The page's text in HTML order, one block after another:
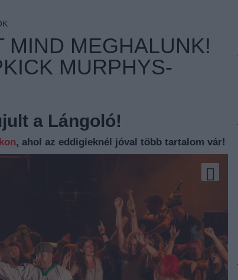
MIND MEGHALUNK!
MURPHYS-
a Lángoló!
, ahol az eddigieknél jóval több tartalom vár!